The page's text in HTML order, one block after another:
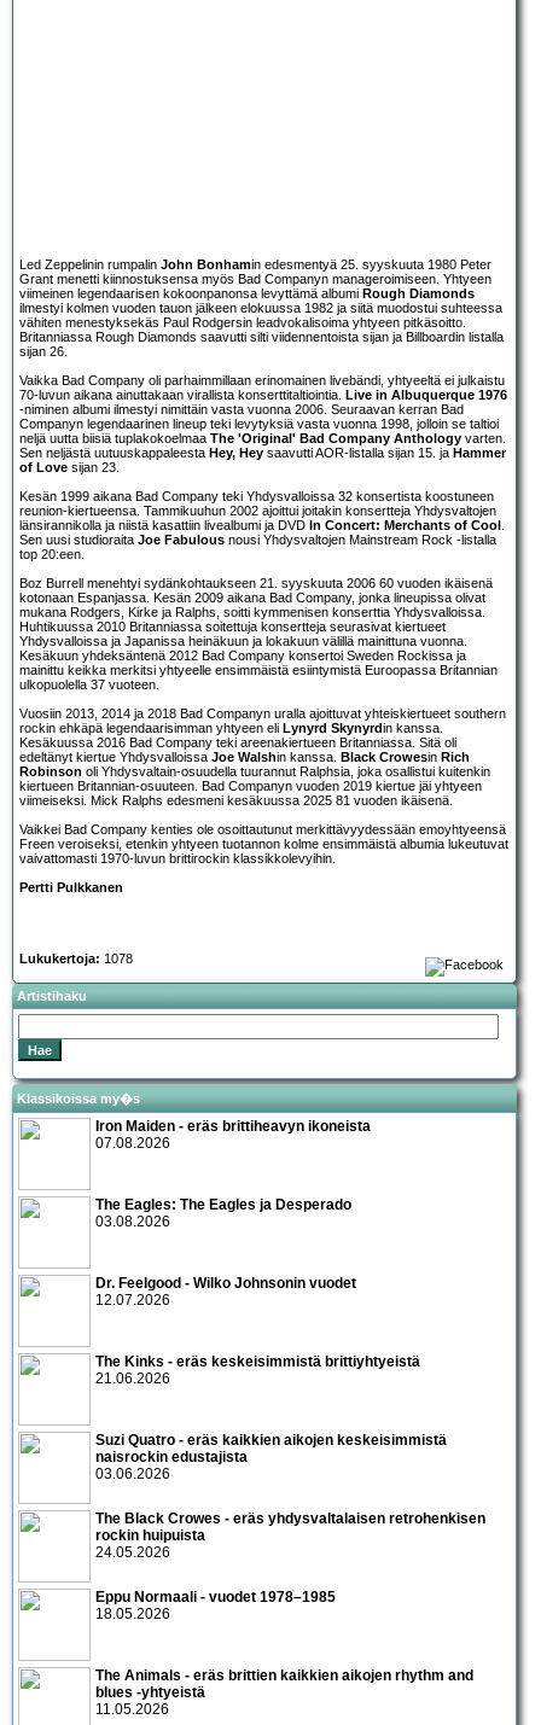
Led Zeppelinin rumpalin John Bonhamin edesmentyä 25. syyskuuta 1980 Peter
Grant menetti kiinnostuksensa myös Bad Companyn manageroimiseen. Yhtyeen
viimeinen legendaarisen kokoonpanonsa levyttämä albumi Rough Diamonds
ilmestyi kolmen vuoden tauon jälkeen elokuussa 1982 ja siitä muodostui suhteessa
vähiten menestyksekäs Paul Rodgersin leadvokalisoima yhtyeen pitkäsoitto.
Britanniassa Rough Diamonds saavutti silti viidennentoista sijan ja Billboardin listalla
sijan 26.
Vaikka Bad Company oli parhaimmillaan erinomainen livebändi, yhtyeeltä ei julkaistu
70-luvun aikana ainuttakaan virallista konserttitaltiointia. Live in Albuquerque 1976
-niminen albumi ilmestyi nimittäin vasta vuonna 2006. Seuraavan kerran Bad
Companyn legendaarinen lineup teki levytyksiä vasta vuonna 1998, jolloin se taltioi
neljä uutta biisiä tuplakokoelmaa The 'Original' Bad Company Anthology varten.
Sen neljästä uutuuskappaleesta Hey, Hey saavutti AOR-listalla sijan 15. ja Hammer
of Love sijan 23.
Kesän 1999 aikana Bad Company teki Yhdysvalloissa 32 konsertista koostuneen
reunion-kiertueensa. Tammikuuhun 2002 ajoittui joitakin konsertteja Yhdysvaltojen
länsirannikolla ja niistä kasattiin livealbumi ja DVD In Concert: Merchants of Cool .
Sen uusi studioraita Joe Fabulous nousi Yhdysvaltojen Mainstream Rock -listalla
top 20:een.
Boz Burrell menehtyi sydänkohtaukseen 21. syyskuuta 2006 60 vuoden ikäisenä
kotonaan Espanjassa. Kesän 2009 aikana Bad Company, jonka lineupissa olivat
mukana Rodgers, Kirke ja Ralphs, soitti kymmenisen konserttia Yhdysvalloissa.
Huhtikuussa 2010 Britanniassa soitettuja konsertteja seurasivat kiertueet
Yhdysvalloissa ja Japanissa heinäkuun ja lokakuun välillä mainittuna vuonna.
Kesäkuun yhdeksäntenä 2012 Bad Company konsertoi Sweden Rockissa ja
mainittu keikka merkitsi yhtyeelle ensimmäistä esiintymistä Euroopassa Britannian
ulkopuolella 37 vuoteen.
Vuosiin 2013, 2014 ja 2018 Bad Companyn uralla ajoittuvat yhteiskiertueet southern
rockin ehkäpä legendaarisimman yhtyeen eli Lynyrd Skynyrdin kanssa.
Kesäkuussa 2016 Bad Company teki areenakiertueen Britanniassa. Sitä oli
edeltänyt kiertue Yhdysvalloissa Joe Walshin kanssa. Black Crowesin Rich
Robinson oli Yhdysvaltain-osuudella tuurannut Ralphsia, joka osallistui kuitenkin
kiertueen Britannian-osuuteen. Bad Companyn vuoden 2019 kiertue jäi yhtyeen
viimeiseksi. Mick Ralphs edesmeni kesäkuussa 2025 81 vuoden ikäisenä.
Vaikkei Bad Company kenties ole osoittautunut merkittävyydessään emoyhtyeensä
Freen veroiseksi, etenkin yhtyeen tuotannon kolme ensimmäistä albumia lukeutuvat
vaivattomasti 1970-luvun brittirockin klassikkolevyihin.
Pertti Pulkkanen
Lukukertoja: 1078
Artistihaku
Klassikoissa my�s
Iron Maiden - eräs brittiheavyn ikoneista
07.08.2026
The Eagles: The Eagles ja Desperado
03.08.2026
Dr. Feelgood - Wilko Johnsonin vuodet
12.07.2026
The Kinks - eräs keskeisimmistä brittiyhtyeistä
21.06.2026
Suzi Quatro - eräs kaikkien aikojen keskeisimmistä
naisrockin edustajista
03.06.2026
The Black Crowes - eräs yhdysvaltalaisen retrohenkisen
rockin huipuista
24.05.2026
Eppu Normaali - vuodet 1978–1985
18.05.2026
The Animals - eräs brittien kaikkien aikojen rhythm and
blues -yhtyeistä
11.05.2026